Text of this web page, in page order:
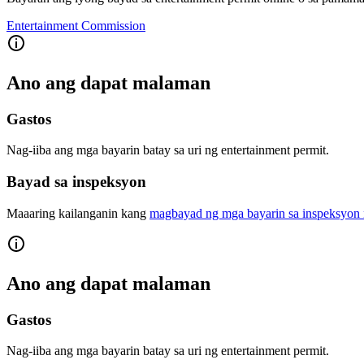
Entertainment Commission
Ano ang dapat malaman
Gastos
Nag-iiba ang mga bayarin batay sa uri ng entertainment permit.
Bayad sa inspeksyon
Maaaring kailanganin kang magbayad ng mga bayarin sa
Ano ang dapat malaman
Gastos
Nag-iiba ang mga bayarin batay sa uri ng entertainment permit.